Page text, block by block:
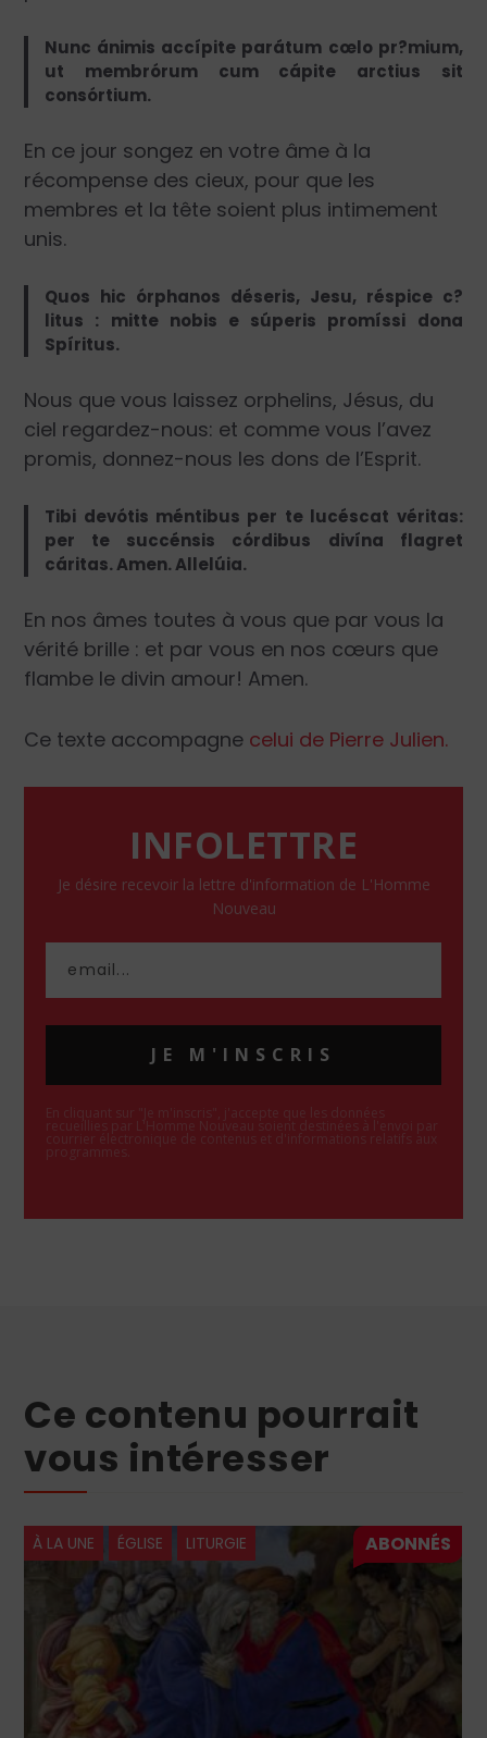
Nunc ánimis accípite parátum cœlo pr?mium,
ut membrórum cum cápite arctius sit
consórtium.
En ce jour songez en votre âme à la
récompense des cieux, pour que les
membres et la tête soient plus intimement
unis.
Quos hic órphanos déseris, Jesu, réspice c?
litus : mitte nobis e súperis promíssi dona
Spíritus.
Nous que vous laissez orphelins, Jésus, du
ciel regardez-nous: et comme vous l’avez
promis, donnez-nous les dons de l’Esprit.
Tibi devótis méntibus per te lucéscat véritas:
per te succénsis córdibus divína flagret
cáritas. Amen. Allelúia.
En nos âmes toutes à vous que par vous la
vérité brille : et par vous en nos cœurs que
flambe le divin amour! Amen.
Ce texte accompagne celui de Pierre Julien.
INFOLETTRE
Je désire recevoir la lettre d'information de L'Homme
Nouveau
JE M'INSCRIS
En cliquant sur "Je m'inscris", j'accepte que les données
recueillies par L'Homme Nouveau soient destinées à l'envoi par
courrier électronique de contenus et d'informations relatifs aux
programmes.
Ce contenu pourrait
vous intéresser
À LA UNE ÉGLISE LITURGIE